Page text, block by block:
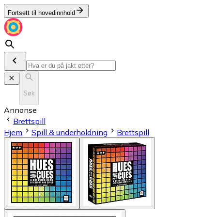
Fortsett til hovedinnhold
Søk
Annonse
Brettspill
Hjem
Spill & underholdning Brettspill